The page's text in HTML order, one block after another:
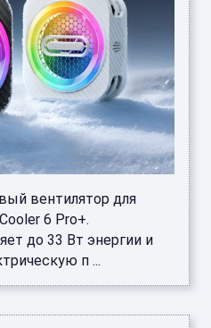
вентилятор для
6 Pro+.
до 33 Вт энергии и
п ...